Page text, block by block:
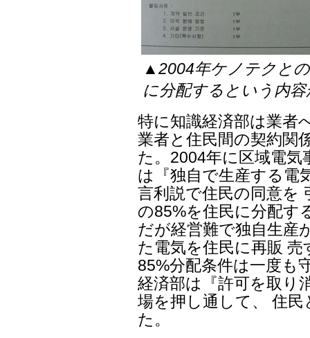
▲2004年ケノテクと
に分配するという内
特に知識経済部は業者
業者と住民間の契約関
た。2004年に区域電気
は『独自で生産する電
言利説で住民の同意を
の85%を住民に分配す
だが経営難で独自生産
た電気を住民に再販
85%分配条件は一度も
経済部は『許可を取り
場を押し通して、 住
た。